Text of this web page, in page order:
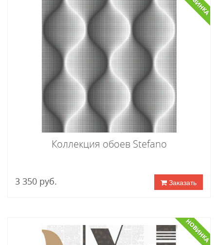
Коллекция обоев Stefano
3 350 руб. Заказать
НОВИНКА